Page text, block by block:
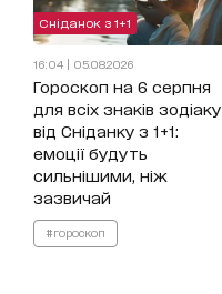
Сніданок з 1+1
16:04 | 05.08.2026
Гороскоп на 6 серпня
для всіх знаків зодіаку
від Сніданку з 1+1:
емоції будуть
сильнішими, ніж
зазвичай
#гороскоп